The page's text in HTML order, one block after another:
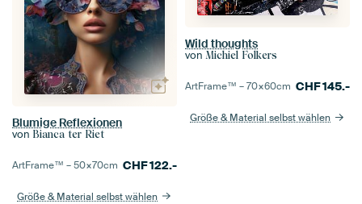
Blumige Reflexionen
von Bianca ter Riet
ArtFrame™ –50×70cm CHF122.-
Größe & Material selbst wählen
Wild thoughts
von Michiel Folkers
ArtFrame™ –70×60cm CHF145.-
Größe & Material selbst wählen